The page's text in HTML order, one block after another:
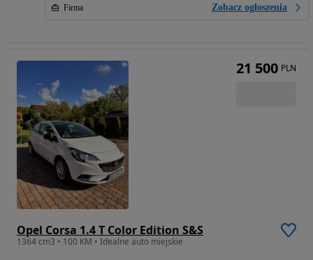
Firma Zobacz ogłoszenia
Opel Corsa 1.4 T Color Edition S&S
1364 cm3 • 100 KM • Idealne auto miejskie
21 500 PLN